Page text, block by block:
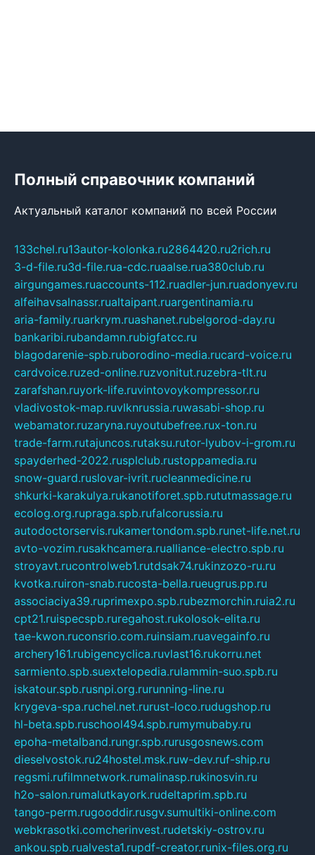
Полный справочник компаний
Актуальный каталог компаний по всей России
133chel.ru13autor-kolonka.ru2864420.ru2rich.ru
3-d-file.ru3d-file.rua-cdc.ruaalse.rua380club.ru
airgungames.ruaccounts-112.ruadler-jun.ruadonyev.ru
alfeihavsalnassr.rualtaipant.ruargentinamia.ru
aria-family.ruarkrym.ruashanet.rubelgorod-day.ru
bankaribi.rubandamn.rubigfatcc.ru
blagodarenie-spb.ruborodino-media.rucard-voice.ru
cardvoice.ruzed-online.ruzvonitut.ruzebra-tlt.ru
zarafshan.ruyork-life.ruvintovoykompressor.ru
vladivostok-map.ruvlknrussia.ruwasabi-shop.ru
webamator.ruzaryna.ruyoutubefree.rux-ton.ru
trade-farm.rutajuncos.rutaksu.rutor-lyubov-i-grom.ru
spayderhed-2022.rusplclub.rustoppamedia.ru
snow-guard.ruslovar-ivrit.rucleanmedicine.ru
shkurki-karakulya.rukanotiforet.spb.rututmassage.ru
ecolog.org.rupraga.spb.rufalcorussia.ru
autodoctorservis.rukamertondom.spb.runet-life.net.ru
avto-vozim.rusakhcamera.rualliance-electro.spb.ru
stroyavt.rucontrolweb1.rutdsak74.rukinzozo-ru.ru
kvotka.ruiron-snab.rucosta-bella.rueugrus.pp.ru
associaciya39.ruprimexpo.spb.rubezmorchin.ruia2.ru
cpt21.ruispecspb.ruregahost.rukolosok-elita.ru
tae-kwon.ruconsrio.com.ruinsiam.ruavegainfo.ru
archery161.rubigencyclica.ruvlast16.rukorru.net
sarmiento.spb.suextelopedia.rulammin-suo.spb.ru
iskatour.spb.rusnpi.org.rurunning-line.ru
krygeva-spa.ruchel.net.rurust-loco.rudugshop.ru
hl-beta.spb.ruschool494.spb.rumymubaby.ru
epoha-metalband.rungr.spb.rurusgosnews.com
dieselvostok.ru24hostel.msk.ruw-dev.ruf-ship.ru
regsmi.rufilmnetwork.rumalinasp.rukinosvin.ru
h2o-salon.rumalutkayork.rudeltaprim.spb.ru
tango-perm.rugooddir.rusgv.sumultiki-online.com
webkrasotki.comcherinvest.rudetskiy-ostrov.ru
ankou.spb.rualvesta1.rupdf-creator.runix-files.org.ru